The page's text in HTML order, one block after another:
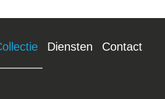
Diensten Contact